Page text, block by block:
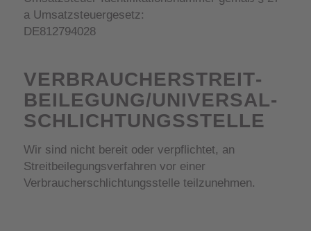
a Umsatzsteuergesetz:
DE812794028
VERBRAUCHER­STREIT­
BEILEGUNG/UNIVERSAL­
SCHLICHTUNGS­STELLE
Wir sind nicht bereit oder verpflichtet, an
Streitbeilegungsverfahren vor einer
Verbraucherschlichtungsstelle teilzunehmen.